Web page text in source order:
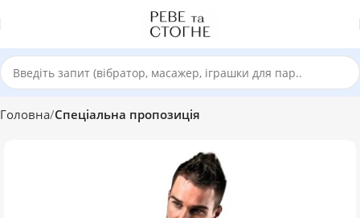
Головна Спеціальна пропозиція